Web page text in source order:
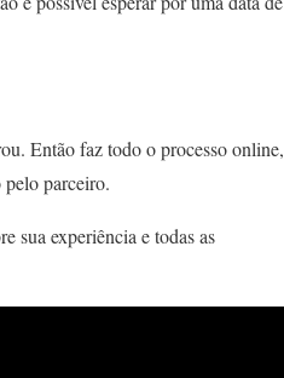
Então faz todo o processo online,
pelo parceiro.
sua experiência e todas as